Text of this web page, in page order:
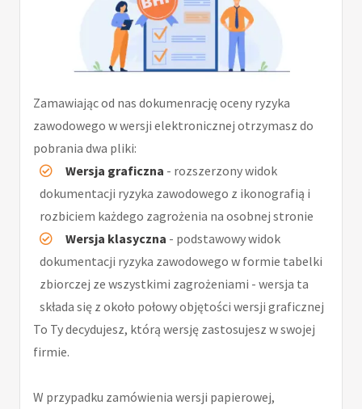
Zamawiając od nas dokumenrację oceny ryzyka
zawodowego w wersji elektronicznej otrzymasz do
pobrania dwa pliki:
Wersja graficzna - rozszerzony widok
dokumentacji ryzyka zawodowego z ikonografią i
rozbiciem każdego zagrożenia na osobnej stronie
Wersja klasyczna - podstawowy widok
dokumentacji ryzyka zawodowego w formie tabelki
zbiorczej ze wszystkimi zagrożeniami - wersja ta
składa się z około połowy objętości wersji graficznej
To Ty decydujesz, którą wersję zastosujesz w swojej
firmie.
W przypadku zamówienia wersji papierowej,